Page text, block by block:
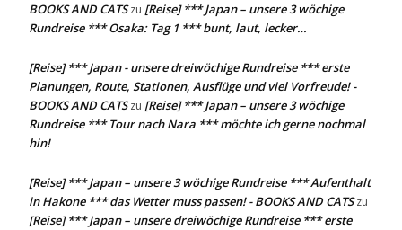
BOOKS AND CATSzu [Reise] *** Japan – unsere 3 wöchige
Rundreise *** Osaka: Tag 1 *** bunt, laut, lecker…
[Reise] *** Japan - unsere dreiwöchige Rundreise *** erste
Planungen, Route, Stationen, Ausflüge und viel Vorfreude! -
BOOKS AND CATSzu [Reise] *** Japan – unsere 3 wöchige
Rundreise *** Tour nach Nara *** möchte ich gerne nochmal
hin!
[Reise] *** Japan – unsere 3 wöchige Rundreise *** Aufenthalt
in Hakone *** das Wetter muss passen! - BOOKS AND CATSzu
[Reise] *** Japan – unsere dreiwöchige Rundreise *** erste